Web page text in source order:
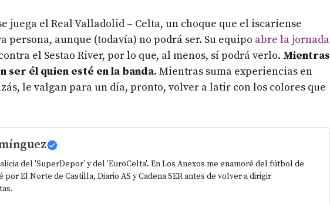
juega el Real Valladolid – Celta, un choque que el iscariense
aunque (todavía) no podrá ser. Su equipo abre la jornada
el Sestao River, por lo que, al menos, sí podrá verlo. Mientras
ser él quien esté en la banda. Mientras suma experiencias en
le valgan para un día, pronto, volver a latir con los colores que
del 'SuperDepor' y del 'EuroCelta'. En Los Anexos me enamoré del fútbol de
por El Norte de Castilla, Diario AS y Cadena SER antes de volver a dirigir